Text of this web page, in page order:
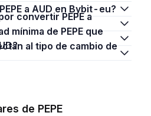
a AUD en Bybit-eu?
de PEPE